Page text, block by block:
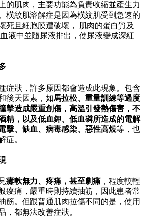
的肌肉，主要功能為負責收縮並產生力
橫紋肌溶解症是因為橫紋肌受到急速的
死且細胞膜遭破壞， 肌肉的蛋白質及
液中並隨尿液排出，使尿液變成深紅
症狀，許多原因都會造成此現象。包含
後天因素，如馬拉松、重量訓練等過度
擊造成嚴重創傷，高溫引發熱傷害，不
精，以及低血鉀、低血磷所造成的電解
擊、缺血、病毒感染、惡性高燒等，也
症。
癱軟無力、疼痛，甚至劇痛 ，程度較輕
痠痛，嚴重時則持續抽筋，因此患者常
筋。但跟普通肌肉拉傷不同的是，使用
，都無法改善症狀。